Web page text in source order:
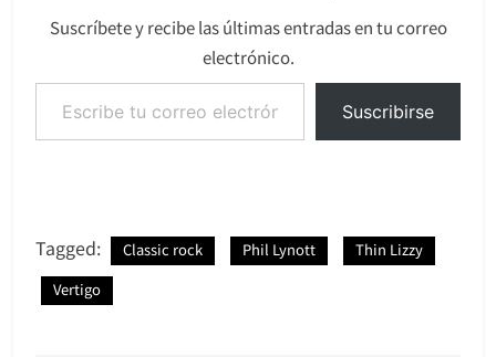
Suscríbete y recibe las últimas entradas en tu correo
electrónico.
Escribe tu correo electrónico…
Suscribirse
Tagged: Classic rock Phil Lynott
Thin Lizzy
Vertigo